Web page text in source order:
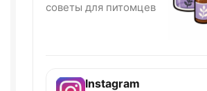
советы для питомцев
Instagram